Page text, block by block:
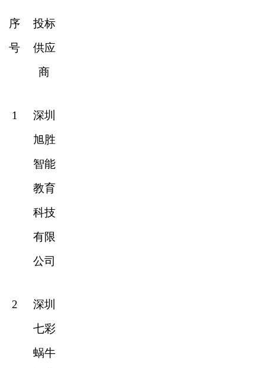
序
号
投标
供应
商
1
深圳
旭胜
智能
教育
科技
有限
公司
2
深圳
七彩
蜗牛